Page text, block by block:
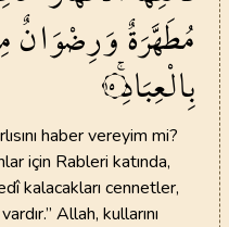
مُطَهَّرَةٌوَرِضْوَانٌ
بِالْعِبَادِۚ١٥
haber vereyim mi?
için Rableri katında,
kalacakları cennetler,
Allah, kullarını